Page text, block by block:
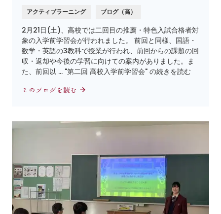
アクティブラーニング ブログ（高）
2月21日(土)、高校では二回目の推薦・特色入試合格者対
象の入学前学習会が行われました。 前回と同様、国語・
数学・英語の3教科で授業が行われ、前回からの課題の回
収・返却や今後の学習に向けての案内がありました。ま
た、前回以 … "第二回 高校入学前学習会" の続きを読む
このブログを読む